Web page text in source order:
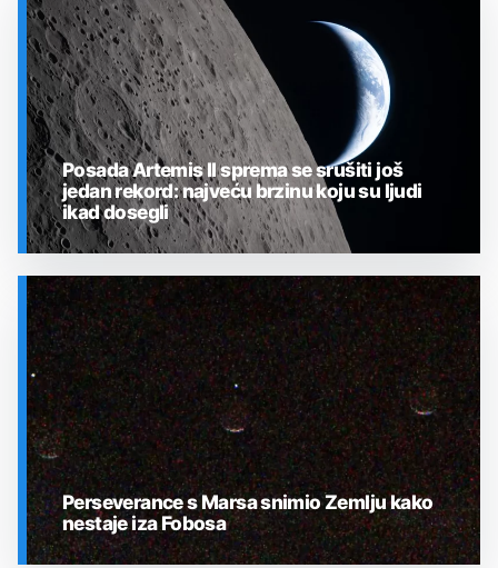
SVEMIR
Posada Artemis II sprema se srušiti još
jedan rekord: najveću brzinu koju su ljudi
ikad dosegli
Perseverance s Marsa snimio Zemlju kako
nestaje iza Fobosa